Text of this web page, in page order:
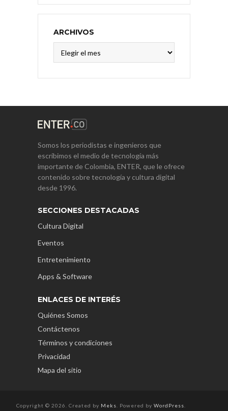
ARCHIVOS
Somos los periodistas e ingenieros que
escribimos el medio de tecnología más
importante de Colombia, ENTER, que le ofrece
contenido sobre tecnología y cultura digital
desde 1996.
SECCIONES DESTACADAS
Cultura Digital
Eventos
Entretenimiento
Apps & Software
ENLACES DE INTERÉS
Quiénes Somos
Contáctenos
Términos y condiciones
Privacidad
Mapa del sitio
Copyright © 2026. Created by Meks . Powered by WordPress